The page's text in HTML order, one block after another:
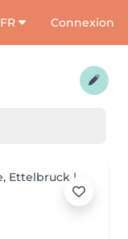
FR Connexion